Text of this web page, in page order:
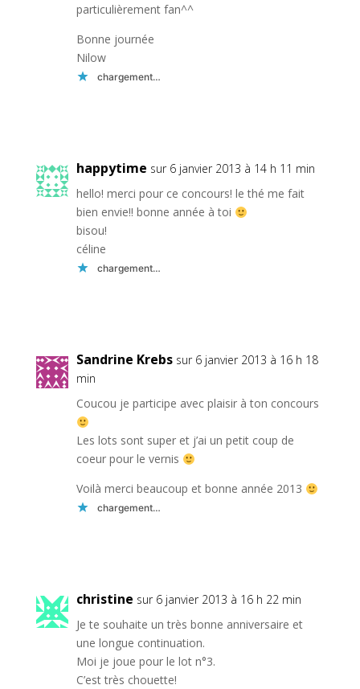
particulièrement fan^^
Bonne journée
Nilow
chargement…
happytime sur 6 janvier 2013 à 14 h 11 min
hello! merci pour ce concours! le thé me fait
bien envie!! bonne année à toi
bisou!
céline
chargement…
Sandrine Krebs sur 6 janvier 2013 à 16 h 18
min
Coucou je participe avec plaisir à ton concours
Les lots sont super et j’ai un petit coup de
coeur pour le vernis
Voilà merci beaucoup et bonne année 2013
chargement…
christine sur 6 janvier 2013 à 16 h 22 min
Je te souhaite un très bonne anniversaire et
une longue continuation.
Moi je joue pour le lot n°3.
C’est très chouette!